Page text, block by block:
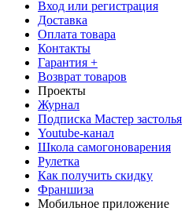
Вход или регистрация
Доставка
Оплата товара
Контакты
Гарантия +
Возврат товаров
Проекты
Журнал
Подписка Мастер застолья
Youtube-канал
Школа самогоноварения
Рулетка
Как получить скидку
Франшиза
Мобильное приложение